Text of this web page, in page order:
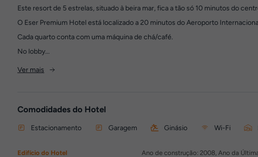
Este resort de 5 estrelas, situado à beira mar, fica a tão só 10 minutos do
O Eser Premium Hotel está localizado a 20 minutos do Aeroporto
Cada quarto conta com uma máquina de chá/café.
No lobby...
Ver mais
Comodidades do Hotel
Estacionamento Garagem Ginásio Wi-Fi
Edifício do Hotel
Ano de construção: 2008, Ano da